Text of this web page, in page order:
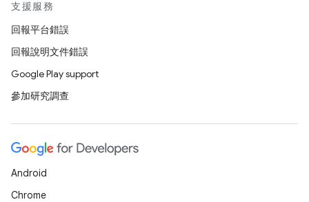
支援服務
回報平台錯誤
回報說明文件錯誤
Google Play support
參加研究調查
Android
Chrome